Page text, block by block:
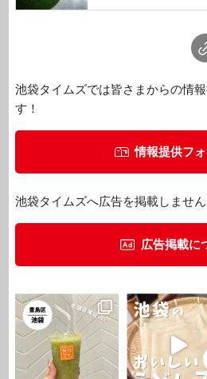
池袋タイムズでは皆さまからの情
す！
情報提供フ
池袋タイムズへ広告を掲載しません
広告掲載に